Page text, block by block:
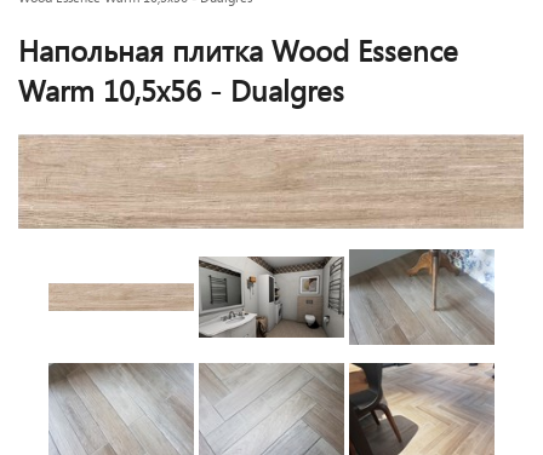
Напольная плитка Wood Essence
Warm 10,5x56 - Dualgres